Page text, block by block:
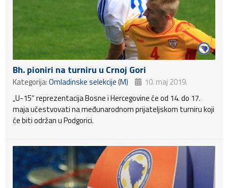
Bh. pioniri na turniru u Crnoj Gori
Kategorija:Omladinske selekcije (M)
10. maj 2019.
„U-15“ reprezentacija Bosne i Hercegovine će od 14. do 17.
maja učestvovati na međunarodnom prijateljskom turniru koji
će biti održan u Podgorici.